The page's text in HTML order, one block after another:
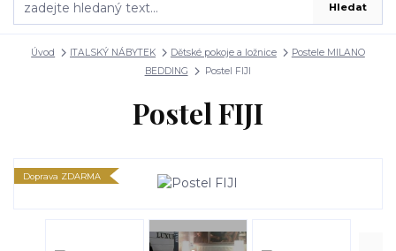
Hledat
Úvod ITALSKÝ NÁBYTEK Dětské pokoje a ložnice
Postele MILANO
BEDDING
Postel FIJI
Postel FIJI
Doprava ZDARMA